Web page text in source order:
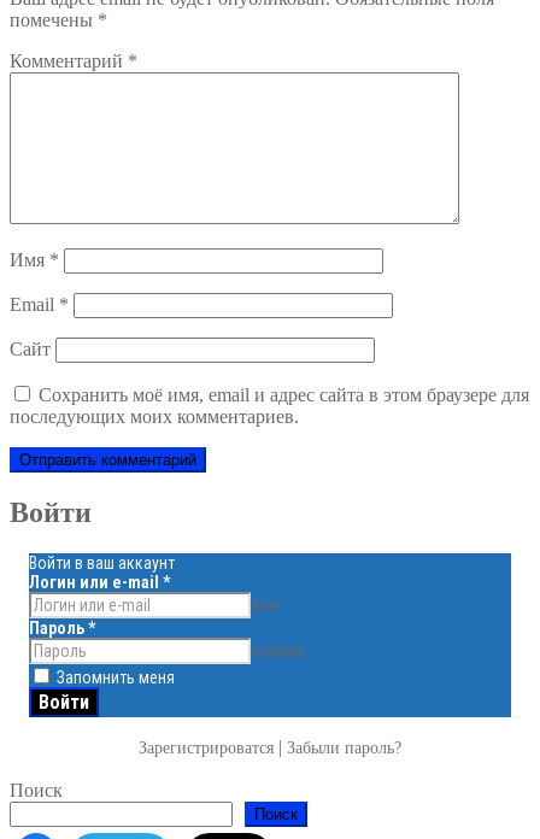
помечены *
Комментарий *
Имя *
Email *
Сайт
Сохранить моё имя, email и адрес сайта в этом браузере для
последующих моих комментариев.
Войти
Войти в ваш аккаунт
Логин или e-mail *
face
Пароль*
visibility
Запомнить меня
Зарегистрироватся | Забыли пароль?
Поиск
Поиск